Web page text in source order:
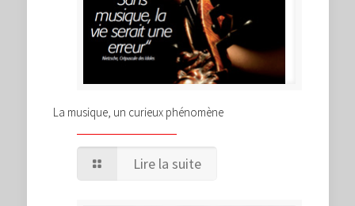
La musique, un curieux phénomène
Lire la suite